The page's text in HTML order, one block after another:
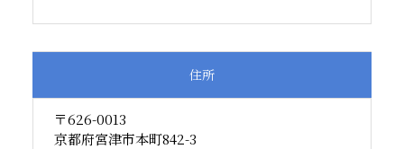
住所
〒626-0013
京都府宮津市本町842-3